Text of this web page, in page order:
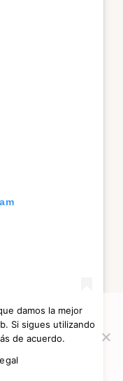
damos la mejor
Si sigues utilizando
de acuerdo.